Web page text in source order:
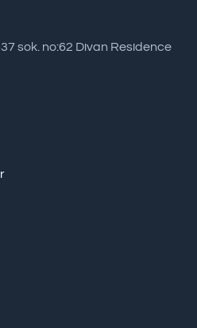
sok. no:62 Divan Residence